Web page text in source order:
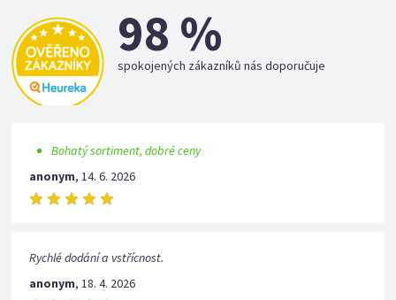
98 %
spokojených zákazníků nás doporučuje
Bohatý sortiment, dobré ceny
anonym,14. 6. 2026
Rychlé dodání a vstřícnost.
anonym,18. 4. 2026